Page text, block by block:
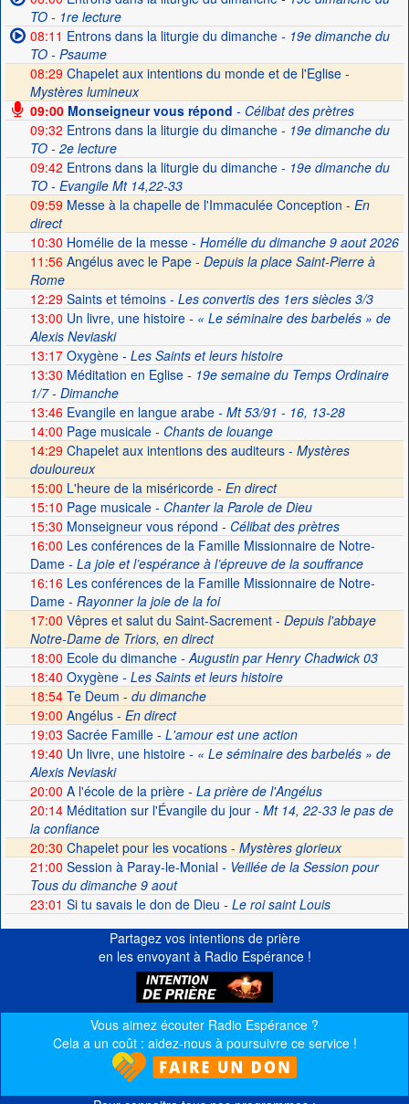
TO - 1re lecture
08:11 Entrons dans la liturgie du dimanche- 19e dimanche du
TO - Psaume
08:29 Chapelet aux intentions du monde et de l'Eglise -
Mystères lumineux
09:00Monseigneur vous répond - Célibat des prètres
09:32 Entrons dans la liturgie du dimanche- 19e dimanche du
TO - 2e lecture
09:42 Entrons dans la liturgie du dimanche- 19e dimanche du
TO - Evangile Mt 14,22-33
09:59 Messe à la chapelle de l'Immaculée Conception - En
direct
10:30 Homélie de la messe- Homélie du dimanche 9 aout 2026
11:56 Angélus avec le Pape - Depuis la place Saint-Pierre à
Rome
12:29Saints et témoins- Les convertis des 1ers siècles 3/3
13:00 Un livre, une histoire- « Le séminaire des barbelés » de
Alexis Neviaski
13:17Oxygène- Les Saints et leurs histoire
13:30 Méditation en Eglise- 19e semaine du Temps Ordinaire
1/7 - Dimanche
13:46Evangile en langue arabe- Mt 53/91 - 16, 13-28
14:00 Page musicale- Chants de louange
14:29 Chapelet aux intentions des auditeurs - Mystères
douloureux
15:00 L'heure de la miséricorde - En direct
15:10 Page musicale- Chanter la Parole de Dieu
15:30 Monseigneur vous répond - Célibat des prètres
16:00 Les conférences de la Famille Missionnaire de Notre-
Dame- La joie et l’espérance à l’épreuve de la souffrance
16:16Les conférences de la Famille Missionnaire de Notre-
Dame- Rayonner la joie de la foi
17:00 Vêpres et salut du Saint-Sacrement - Depuis l'abbaye
Notre-Dame de Triors, en direct
18:00 Ecole du dimanche- Augustin par Henry Chadwick 03
18:40 Oxygène- Les Saints et leurs histoire
18:54Te Deum - du dimanche
19:00 Angélus - En direct
19:03 Sacrée Famille- L'amour est une action
19:40 Un livre, une histoire- « Le séminaire des barbelés » de
Alexis Neviaski
20:00 A l'école de la prière- La prière de l'Angélus
20:14Méditation sur l'Évangile du jour- Mt 14, 22-33 le pas de
la confiance
20:30 Chapelet pour les vocations - Mystères glorieux
21:00 Session à Paray-le-Monial- Veillée de la Session pour
Tous du dimanche 9 aout
23:01 Si tu savais le don de Dieu - Le roi saint Louis
Partagez vos intentions de prière
en les envoyant à Radio Espérance !
Vous aimez écouter Radio Espérance ?
Cela a un coût : aidez-nous à poursuivre ce service !